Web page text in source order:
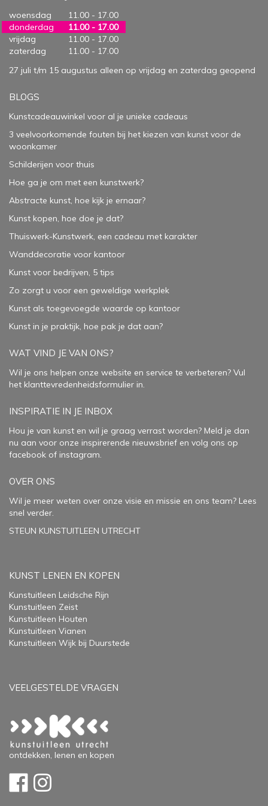
woensdag
11.00 - 17.00
donderdag
11.00 - 17.00
vrijdag
11.00 - 17.00
zaterdag
11.00 - 17.00
27 juli t/m 15 augustus alleen op vrijdag en zaterdag geopend
BLOGS
Kunstcadeauwinkel voor al je unieke cadeaus
3 veelvoorkomende fouten bij het kiezen van kunst voor de
woonkamer
Schilderijen voor thuis
Hoe ga je om met een kunstwerk?
Abstracte kunst, hoe kijk je ernaar?
Kunst kopen, hoe doe je dat?
Thuiswerk-Kunstwerk, een cadeau met karakter
Wanddecoratie voor kantoor
Kunst voor bedrijven, 5 tips
Zo zorgt u voor een geweldige werkplek
Kunst als toegevoegde waarde op kantoor
Kunst in je praktijk, hoe pak je dat aan?
WAT VIND JE VAN ONS?
Wil je ons helpen onze website en service te verbeteren? Vul
het klanttevredenheidsformulier in.
INSPIRATIE IN JE INBOX
Hou je van kunst en wil je graag verrast worden? Meld je dan
nu aan voor onze inspirerende nieuwsbrief en volg ons op
facebook of instagram.
OVER ONS
Wil je meer weten over onze visie en missie en ons team? Lees
snel verder.
STEUN KUNSTUITLEEN UTRECHT
KUNST LENEN EN KOPEN
Kunstuitleen Leidsche Rijn
Kunstuitleen Zeist
Kunstuitleen Houten
Kunstuitleen Vianen
Kunstuitleen Wijk bij Duurstede
VEELGESTELDE VRAGEN
ontdekken, lenen en kopen